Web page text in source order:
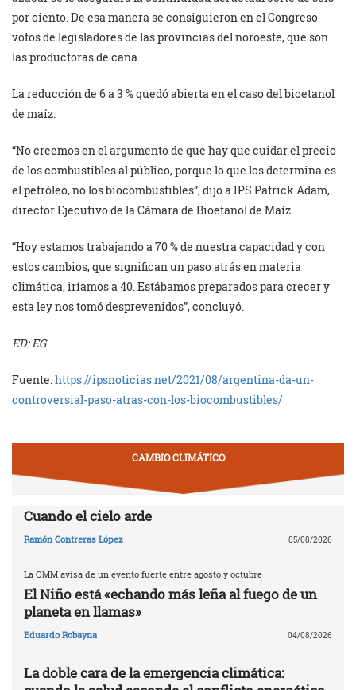
por ciento. De esa manera se consiguieron en el Congreso
votos de legisladores de las provincias del noroeste, que son
las productoras de caña.
La reducción de 6 a 3 % quedó abierta en el caso del bioetanol
de maíz.
“No creemos en el argumento de que hay que cuidar el precio
de los combustibles al público, porque lo que los determina es
el petróleo, no los biocombustibles”, dijo a IPS Patrick Adam,
director Ejecutivo de la Cámara de Bioetanol de Maíz.
“Hoy estamos trabajando a 70 % de nuestra capacidad y con
estos cambios, que significan un paso atrás en materia
climática, iríamos a 40. Estábamos preparados para crecer y
esta ley nos tomó desprevenidos”, concluyó.
ED: EG
Fuente:https://ipsnoticias.net/2021/08/argentina-da-un-
controversial-paso-atras-con-los-biocombustibles/
CAMBIO CLIMÁTICO
Cuando el cielo arde
Ramón Contreras López 05/08/2026
La OMM avisa de un evento fuerte entre agosto y octubre
El Niño está «echando más leña al fuego de un
planeta en llamas»
Eduardo Robayna 04/08/2026
La doble cara de la emergencia climática: